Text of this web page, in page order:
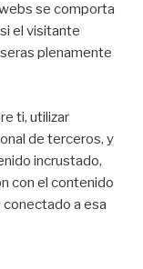
se comporta
el visitante
plenamente
ti, utilizar
de terceros, y
incrustado,
con el contenido
a esa